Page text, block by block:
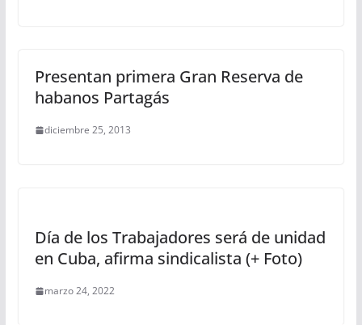
Presentan primera Gran Reserva de
habanos Partagás
diciembre 25, 2013
Día de los Trabajadores será de unidad
en Cuba, afirma sindicalista (+ Foto)
marzo 24, 2022